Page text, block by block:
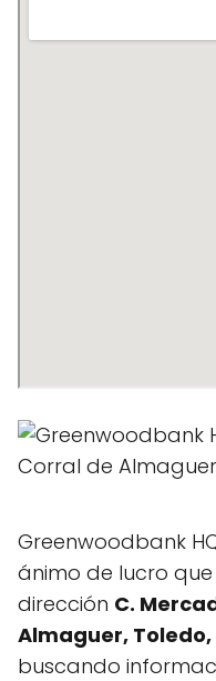
Greenwoodbank
ánimo de lucro
dirección C.
Almaguer, Toledo,
buscando